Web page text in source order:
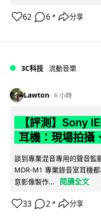
62 6 ↗ 分享
3C科技 流動音樂
Lawton 6 小時
【評測】Sony
耳機：現場拍攝
談到專業混音專用的聲音監
MDR-M1 專業錄音室耳機
意影像製作...
閱讀全文
33 2 ↗ 分享